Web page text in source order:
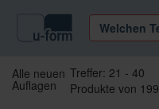
Alle neuen
Auflagen
Treffer:21 -40
Produkte von 199